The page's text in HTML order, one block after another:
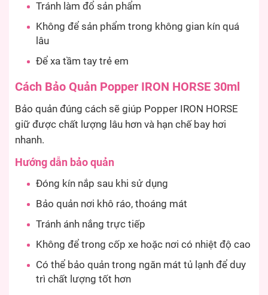
Tránh làm đổ sản phẩm
Không để sản phẩm trong không gian kín quá
lâu
Để xa tầm tay trẻ em
Cách Bảo Quản Popper IRON HORSE 30ml
Bảo quản đúng cách sẽ giúp Popper IRON HORSE
giữ được chất lượng lâu hơn và hạn chế bay hơi
nhanh.
Hướng dẫn bảo quản
Đóng kín nắp sau khi sử dụng
Bảo quản nơi khô ráo, thoáng mát
Tránh ánh nắng trực tiếp
Không để trong cốp xe hoặc nơi có nhiệt độ cao
Có thể bảo quản trong ngăn mát tủ lạnh để duy
trì chất lượng tốt hơn